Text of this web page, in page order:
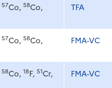
57Co, 58Co, TFA
57Co, 58Co, FMA-VC
58Co, 18F, 51Cr, FMA-VC